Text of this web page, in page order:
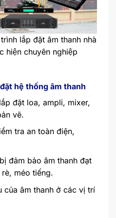
lắp đặt âm thanh nhà
hiện chuyên nghiệp
hệ thống âm thanh
đặt loa, ampli, mixer,
vẽ.
tra an toàn điện,
đảm bảo âm thanh đạt
méo tiếng.
của âm thanh ở các vị trí